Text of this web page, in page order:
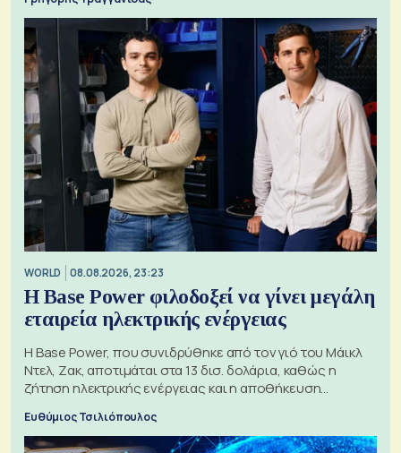
WORLD 08.08.2026, 23:23
Η Base Power φιλοδοξεί να γίνει μεγάλη
εταιρεία ηλεκτρικής ενέργειας
Η Base Power, που συνιδρύθηκε από τον γιό του Μάικλ
Ντελ, Ζακ, αποτιμάται στα 13 δισ. δολάρια, καθώς η
ζήτηση ηλεκτρικής ενέργειας και η αποθήκευση
Ευθύμιος Τσιλιόπουλος